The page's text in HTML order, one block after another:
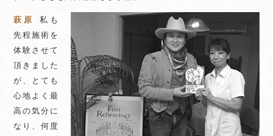
萩原
私も
先程施術を
体験させて
頂きました
が、とても
心地よく最
高の気分に
なり、何度